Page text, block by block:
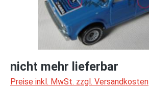
nicht mehr lieferbar
Preise inkl. MwSt. zzgl. Versandkosten